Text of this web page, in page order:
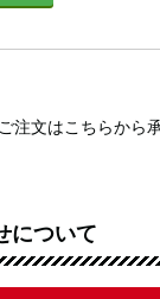
注文はこちらから承
について